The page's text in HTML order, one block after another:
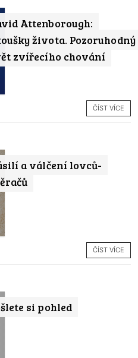
Attenborough:
života. Pozoruhodný
zvířecího chování
ČÍST VÍCE
a válčení lovců-
ČÍST VÍCE
si pohled